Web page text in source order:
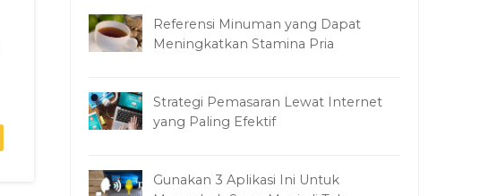
Referensi Minuman yang Dapat
Meningkatkan Stamina Pria
Strategi Pemasaran Lewat Internet
yang Paling Efektif
Gunakan 3 Aplikasi Ini Untuk